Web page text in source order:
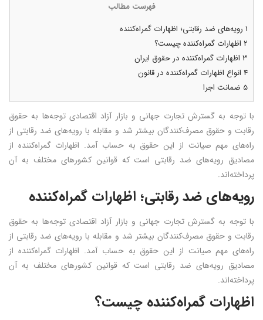
فهرست مطالب
1 رویه‌های ضد رقابتی؛ اظهارات گمراه‌کننده
2 اظهارات گمراه‌کننده چیست؟
3 اظهارات گمراه‌کننده در حقوق ایران
4 انواع اظهارات گمراه‌کننده در قانون
5 ضمانت اجرا
با توجه به گسترش تجارت جهانی و بازار آزاد اقتصادی توجه‌ها به حقوق
رقابت و حقوق مصرف‌کنندگان بیشتر شد و مقابله با رویه‌های ضد رقابتی از
راه‌های مهم صیانت از این حقوق به حساب آمد. اظهارات گمراه‌کننده از
مصادیق رویه‌های ضد رقابتی است که قوانین کشورهای مختلف به آن
پرداخته‌اند.
رویه‌های ضد رقابتی؛ اظهارات گمراه‌کننده
با توجه به گسترش تجارت جهانی و بازار آزاد اقتصادی توجه‌ها به حقوق
رقابت و حقوق مصرف‌کنندگان بیشتر شد و مقابله با رویه‌های ضد رقابتی از
راه‌های مهم صیانت از این حقوق به حساب آمد. اظهارات گمراه‌کننده از
مصادیق رویه‌های ضد رقابتی است که قوانین کشورهای مختلف به آن
پرداخته‌اند.
اظهارات گمراه‌کننده چیست؟